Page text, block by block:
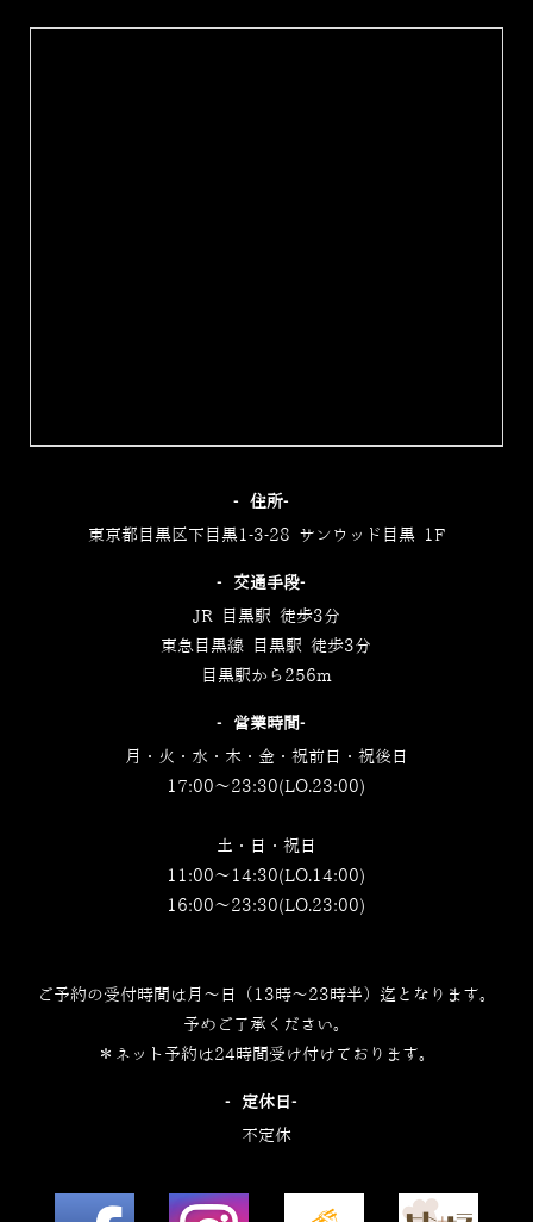
‐住所‐
東京都目黒区下目黒1-3-28 サンウッド目黒 1F
‐交通手段‐
JR 目黒駅 徒歩3分
東急目黒線 目黒駅 徒歩3分
目黒駅から256m
‐営業時間‐
月・火・水・木・金・祝前日・祝後日
17:00～23:30(LO.23:00)
土・日・祝日
11:00～14:30(LO.14:00)
16:00～23:30(LO.23:00)
ご予約の受付時間は月～日（13時～23時半）迄となります。
予めご了承ください。
＊ネット予約は24時間受け付けております。
‐定休日‐
不定休